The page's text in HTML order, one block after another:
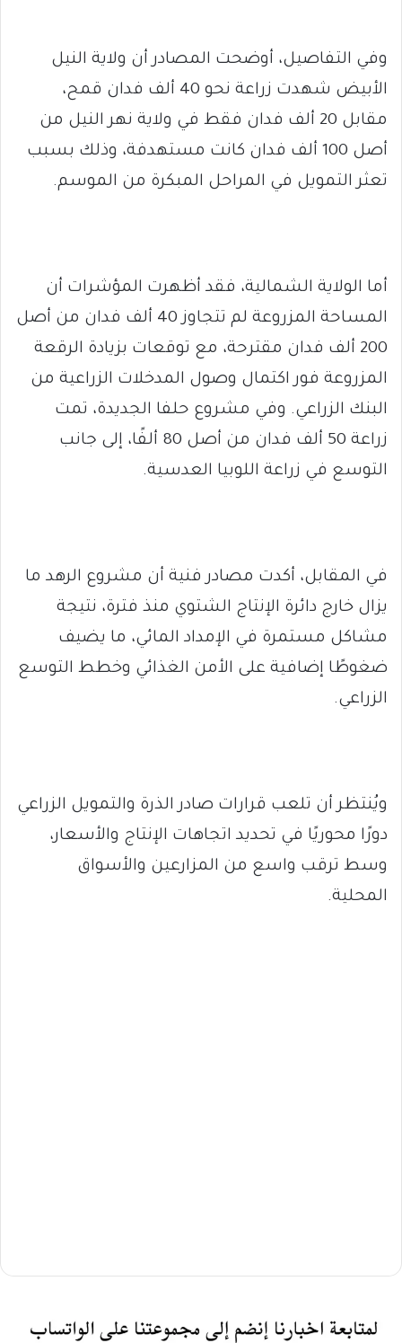
وفي التفاصيل، أوضحت المصادر أن ولاية النيل
الأبيض شهدت زراعة نحو 40 ألف فدان قمح،
مقابل 20 ألف فدان فقط في ولاية نهر النيل من
أصل 100 ألف فدان كانت مستهدفة، وذلك بسبب
تعثر التمويل في المراحل المبكرة من الموسم.
أما الولاية الشمالية، فقد أظهرت المؤشرات أن
المساحة المزروعة لم تتجاوز 40 ألف فدان من أصل
200 ألف فدان مقترحة، مع توقعات بزيادة الرقعة
المزروعة فور اكتمال وصول المدخلات الزراعية من
البنك الزراعي. وفي مشروع حلفا الجديدة، تمت
زراعة 50 ألف فدان من أصل 80 ألفًا، إلى جانب
التوسع في زراعة اللوبيا العدسية.
في المقابل، أكدت مصادر فنية أن مشروع الرهد ما
يزال خارج دائرة الإنتاج الشتوي منذ فترة، نتيجة
مشاكل مستمرة في الإمداد المائي، ما يضيف
ضغوطًا إضافية على الأمن الغذائي وخطط التوسع
الزراعي.
ويُنتظر أن تلعب قرارات صادر الذرة والتمويل الزراعي
دورًا محوريًا في تحديد اتجاهات الإنتاج والأسعار،
وسط ترقب واسع من المزارعين والأسواق
المحلية.